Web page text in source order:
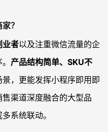
？
业者以及注重微信流量的企
产品结构简单、SKU不
景，更能发挥小程序即用即
渠道深度融合的大型品
系统联动。